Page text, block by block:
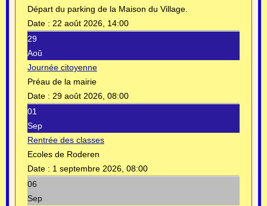
Départ du parking de la Maison du Village.
Date : 22 août 2026, 14:00
29
Aoû
Journée citoyenne
Préau de la mairie
Date : 29 août 2026, 08:00
01
Sep
Rentrée des classes
Ecoles de Roderen
Date : 1 septembre 2026, 08:00
06
Sep